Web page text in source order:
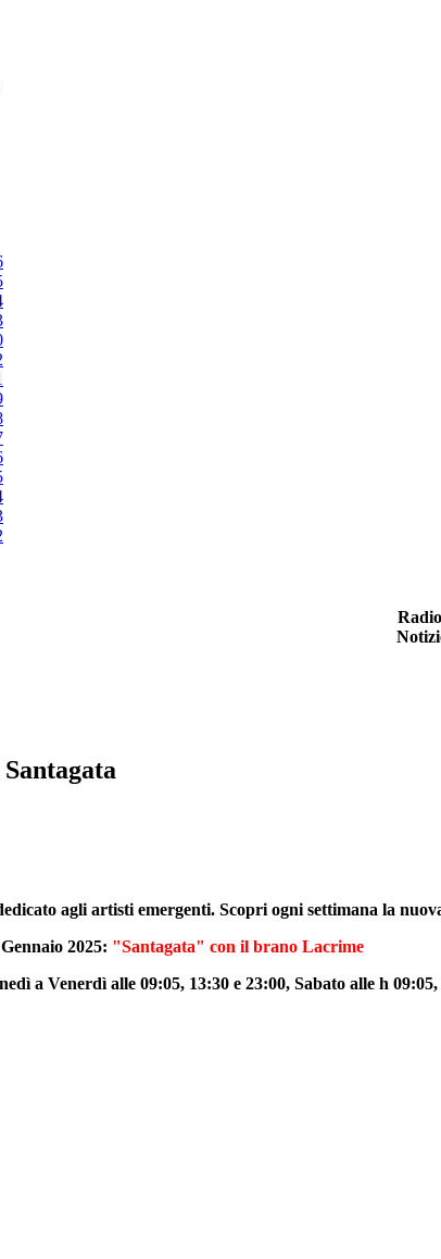
agli artisti emergenti. Scopri ogni settimana la
2025: "Santagata" con il brano Lacrime
a Venerdì alle 09:05, 13:30 e 23:00, Sabato alle h 09:05,